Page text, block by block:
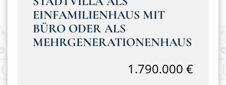
EINFAMILIENHAUS MIT
BÜRO ODER ALS
MEHRGENERATIONENHAUS
1.790.000 €